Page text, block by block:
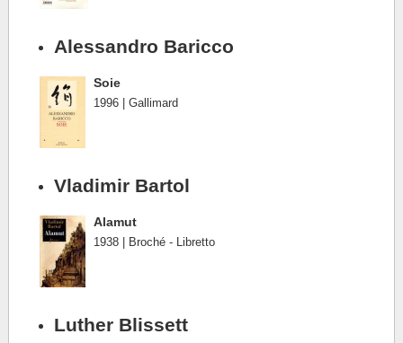
Alessandro Baricco
Soie
1996 | Gallimard
Vladimir Bartol
Alamut
1938 | Broché - Libretto
Luther Blissett